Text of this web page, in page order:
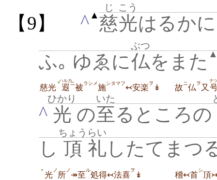
【9】 ^ ▲ 慈
じ
光
こう
はるかに
ふ｡ ゆゑに仏
ぶつ
をまた
慈光 ＊ 遐
ハルカニ被ラシメ施シタマフ↢安楽ヲ ↡ 故 ニ仏ヲ 又
ナ
^ 光
ひかり
の至
いた
るところの
し 頂
ちょう
礼
らい
したてまつ
＊ 光 ノ 所 ノ ↠至ル処得↢法喜ヲ ↡ 稽↢首シ頂